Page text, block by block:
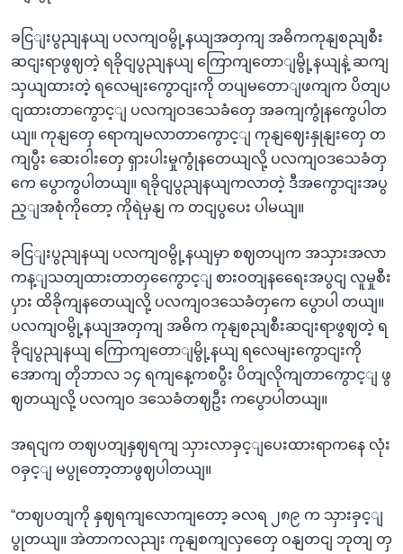
ခငြျးပွညျနယျ ပလကျဝမွို့နယျအတှကျ အဓိကကုနျစညျစီး
ဆငျးရာဖွဈတဲ့ ရခိုငျပွညျနယျ ကြောကျတောျမွို့နယျနဲ့ ဆကျ
သှယျထားတဲ့ ရလေမျးကွောငျးကို တပျမတောျဖကျက ပိတျပ
ငျထားတာကွောင့ျ ပလကျဝဒသေခံတှေ အခကျကွုံနကွေပါတ
ယျ။ ကုနျတှေ ရောကျမလာတာကွောင့ျ ကုနျဈေးနှုနျးတှေ တ
ကျပွီး ဆေးဝါးတှေ ရှားပါးမှုကွုံနတေယျလို့ ပလကျဝဒသေခံတှ
ကေ ပွောကွပါတယျ။ ရခိုငျပွညျနယျကလာတဲ့ ဒီအကွောငျးအပွ
ည့ျအစုံကိုတော့ ကိုရဲမှနျ က တငျပွပေး ပါမယျ။
ခငြျးပွညျနယျ ပလကျဝမွို့နယျမှာ စဈတပျက အသှားအလာ
ကန့ျသတျထားတာတှကွေောင့ျ စားဝတျနရေေးအပွငျ လူမှုစီး
ပှား ထိခိုကျနတေယျလို့ ပလကျဝဒသေခံတှကေ ပွောပါ တယျ။
ပလကျဝမွို့နယျအတှကျ အဓိက ကုနျစညျစီးဆငျးရာဖွဈတဲ့ ရ
ခိုငျပွညျနယျ ကြောကျတောျမွို့နယျ ရလေမျးကွောငျးကို
အောကျ တိုဘာလ ၁၄ ရကျနေ့ကစပွီး ပိတျလိုကျတာကွောင့ျ ဖွ
ဈတယျလို့ ပလကျဝ ဒသေခံတဈဦး ကပွောပါတယျ။
အရငျက တဈပတျနှဈရကျ သှားလာခှင့ျပေးထားရာကနေ လုံး
ဝခှင့ျ မပွုတော့တာဖွဈပါတယျ။
“တဈပတျကို နှဈရကျလောကျတော့ ခလရ ၂၈၉ က သှားခှင့ျ
ပွုတယျ။ အဲတာကလညျး ကုနျစကျလှတှေေ ဝနျတငျ ဘုတျ တှ